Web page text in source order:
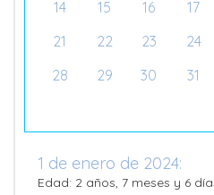
14
15 16 17
21
22 23 24
28
29 30 31
1 de enero de 2024:
Edad: 2 años, 7 meses y 6